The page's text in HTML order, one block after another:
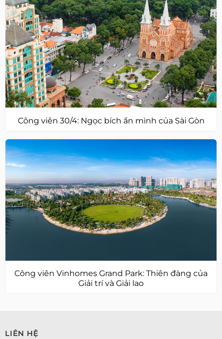
Công viên 30/4: Ngọc bích ẩn mình của Sài Gòn
Công viên Vinhomes Grand Park: Thiên đàng của
Giải trí và Giải lao
LIÊN HỆ